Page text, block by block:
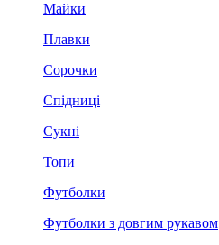
Майки
Плавки
Сорочки
Спідниці
Сукні
Топи
Футболки
Футболки з довгим рукавом